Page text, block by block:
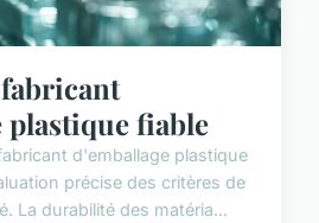
plastique fiable
d'emballage plastique
précise des critères de
La durabilité des matéria...